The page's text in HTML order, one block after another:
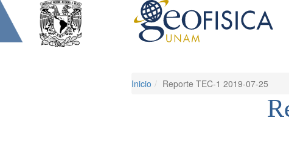
Inicio Reporte TEC-1 2019-07-25